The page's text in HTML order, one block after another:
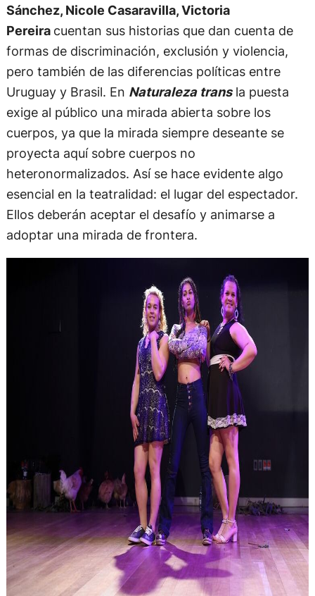
Sánchez, Nicole Casaravilla, Victoria
Pereira cuentan sus historias que dan cuenta de
formas de discriminación, exclusión y violencia,
pero también de las diferencias políticas entre
Uruguay y Brasil. En Naturaleza transla puesta
exige al público una mirada abierta sobre los
cuerpos, ya que la mirada siempre deseante se
proyecta aquí sobre cuerpos no
heteronormalizados. Así se hace evidente algo
esencial en la teatralidad: el lugar del espectador.
Ellos deberán aceptar el desafío y animarse a
adoptar una mirada de frontera.